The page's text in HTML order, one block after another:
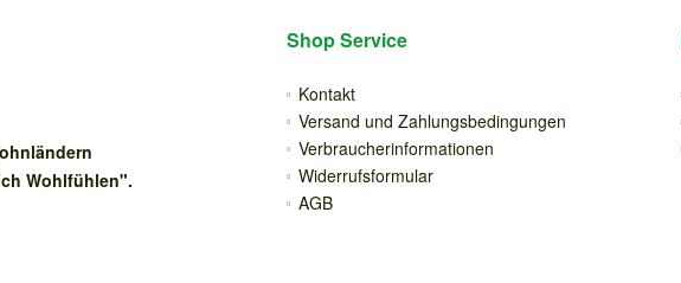
Wohlfühlen".
Shop Service
Kontakt
Versand und Zahlungsbedingungen
Verbraucherinformationen
Widerrufsformular
AGB